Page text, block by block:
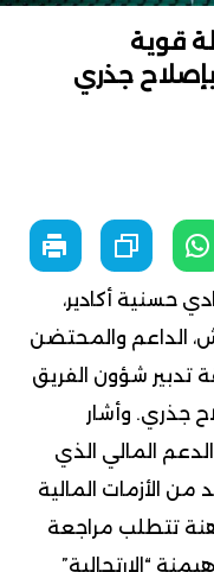
قوية
جذري
حسنية أكادير،
الداعم والمحتضن
تدبير شؤون الفريق
جذري. وأشار
المالي الذي
الأزمات المالية
تتطلب مراجعة
“الارتجالية”